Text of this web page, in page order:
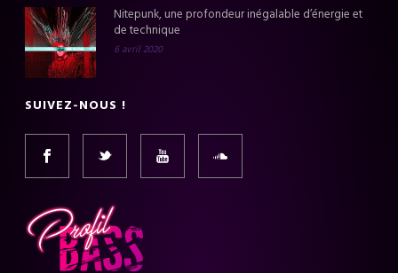
Nitepunk, une profondeur inégalable d’énergie et
de technique
6 avril 2020
SUIVEZ-NOUS !